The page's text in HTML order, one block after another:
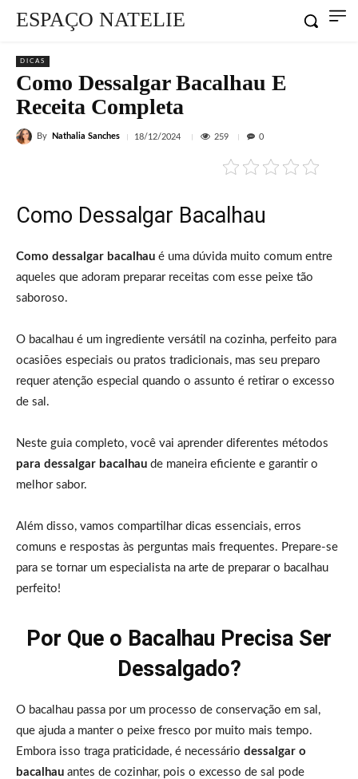
ESPAÇO NATELIE
DICAS
Como Dessalgar Bacalhau E
Receita Completa
By Nathalia Sanches 18/12/2024 259 0
Como Dessalgar Bacalhau
Como dessalgar bacalhau é uma dúvida muito comum entre
aqueles que adoram preparar receitas com esse peixe tão
saboroso.
O bacalhau é um ingrediente versátil na cozinha, perfeito para
ocasiões especiais ou pratos tradicionais, mas seu preparo
requer atenção especial quando o assunto é retirar o excesso
de sal.
Neste guia completo, você vai aprender diferentes métodos
para dessalgar bacalhau de maneira eficiente e garantir o
melhor sabor.
Além disso, vamos compartilhar dicas essenciais, erros
comuns e respostas às perguntas mais frequentes. Prepare-se
para se tornar um especialista na arte de preparar o bacalhau
perfeito!
Por Que o Bacalhau Precisa Ser
Dessalgado?
O bacalhau passa por um processo de conservação em sal,
que ajuda a manter o peixe fresco por muito mais tempo.
Embora isso traga praticidade, é necessário dessalgar o
bacalhau antes de cozinhar, pois o excesso de sal pode